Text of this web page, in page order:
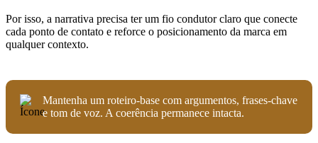
Por isso, a narrativa precisa ter um fio condutor claro que conecte
cada ponto de contato e reforce o posicionamento da marca em
qualquer contexto.
Mantenha um roteiro-base com argumentos, frases-chave
e tom de voz. A coerência permanece intacta.